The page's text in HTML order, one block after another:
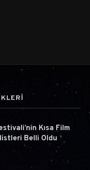
Kısa Film
Belli Oldu